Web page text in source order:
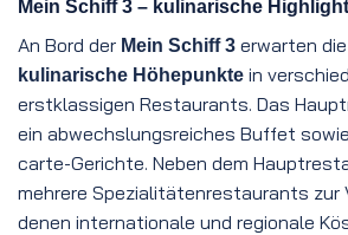
Mein Schiff 3 – kulinarische
An Bord der Mein Schiff 3 erwarten
kulinarische Höhepunkte in
erstklassigen Restaurants. Das
ein abwechslungsreiches Buffet
carte-Gerichte. Neben dem
mehrere Spezialitätenrestaurants zur
denen internationale und regionale